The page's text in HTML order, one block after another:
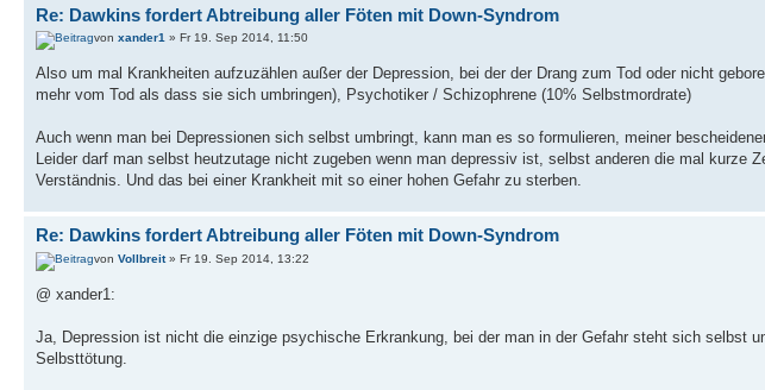
Re: Dawkins fordert Abtreibung aller Föten mit Down-Syndrom
von xander1 » Fr 19. Sep 2014, 11:50
Also um mal Krankheiten aufzuzählen außer der Depression, bei der der Drang zum Tod oder nicht
mehr vom Tod als dass sie sich umbringen), Psychotiker / Schizophrene (10% Selbstmordrate)
Auch wenn man bei Depressionen sich selbst umbringt, kann man es so formulieren, meiner
Leider darf man selbst heutzutage nicht zugeben wenn man depressiv ist, selbst anderen die mal kurze
Verständnis. Und das bei einer Krankheit mit so einer hohen Gefahr zu sterben.
Re: Dawkins fordert Abtreibung aller Föten mit Down-Syndrom
von Vollbreit» Fr 19. Sep 2014, 13:22
@ xander1:
Ja, Depression ist nicht die einzige psychische Erkrankung, bei der man in der Gefahr steht sich selbst
Selbsttötung.